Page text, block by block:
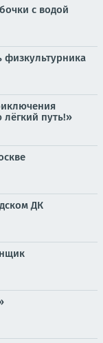
с водой
физкультурника
путь!»
ДК